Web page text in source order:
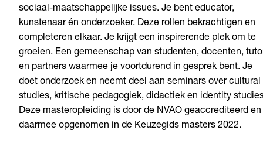
sociaal-maatschappelijke issues. Je bent educator,
kunstenaar én onderzoeker. Deze rollen bekrachtigen en
completeren elkaar. Je krijgt een inspirerende plek om te
groeien. Een gemeenschap van studenten, docenten,
en partners waarmee je voortdurend in gesprek bent. Je
doet onderzoek en neemt deel aan seminars over cultural
studies, kritische pedagogiek, didactiek en identity
Deze masteropleiding is door de NVAO geaccrediteerd en
daarmee opgenomen in de Keuzegids masters 2022.